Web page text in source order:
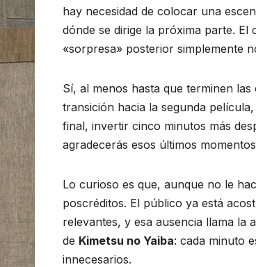
hay necesidad de colocar una
dónde se dirige la próxima parte.
«sorpresa» posterior simplemente
Sí, al menos hasta que terminen
transición hacia la segunda
final, invertir cinco minutos más
agradecerás esos últimos
Lo curioso es que, aunque no le
poscréditos. El público ya está
relevantes, y esa ausencia llama la
de Kimetsu no Yaiba: cada minuto
innecesarios.